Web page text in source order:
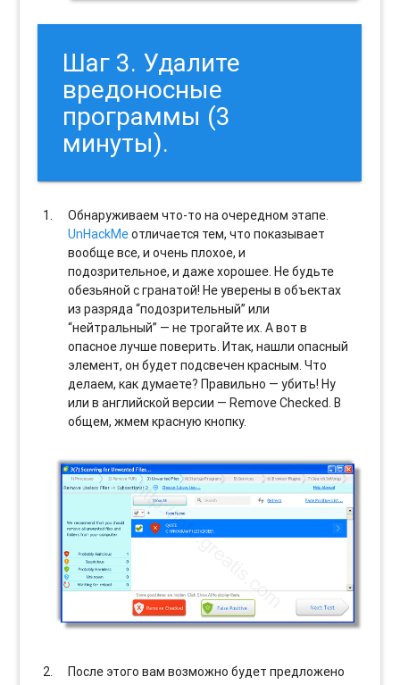
Шаг 3. Удалите
вредоносные
программы (3
минуты).
Обнаруживаем что-то на очередном этапе.
UnHackMeотличается тем, что показывает
вообще все, и очень плохое, и
подозрительное, и даже хорошее. Не будьте
обезьяной с гранатой! Не уверены в объектах
из разряда “подозрительный” или
“нейтральный” — не трогайте их. А вот в
опасное лучше поверить. Итак, нашли опасный
элемент, он будет подсвечен красным. Что
делаем, как думаете? Правильно — убить! Ну
или в английской версии — Remove Checked. В
общем, жмем красную кнопку.
После этого вам возможно будет предложено